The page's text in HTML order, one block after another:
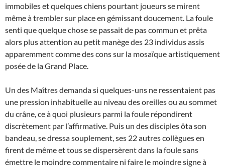
immobiles et quelques chiens pourtant joueurs se mirent
même à trembler sur place en gémissant doucement. La foule
senti que quelque chose se passait de pas commun et prêta
alors plus attention au petit manège des 23 individus assis
apparemment comme des cons sur la mosaïque artistiquement
posée de la Grand Place.
Un des Maîtres demanda si quelques-uns ne ressentaient pas
une pression inhabituelle au niveau des oreilles ou au sommet
du crâne, ce à quoi plusieurs parmi la foule répondirent
discrètement par l’affirmative. Puis un des disciples ôta son
bandeau, se dressa souplement, ses 22 autres collègues en
firent de même et tous se dispersèrent dans la foule sans
émettre le moindre commentaire ni faire le moindre signe à